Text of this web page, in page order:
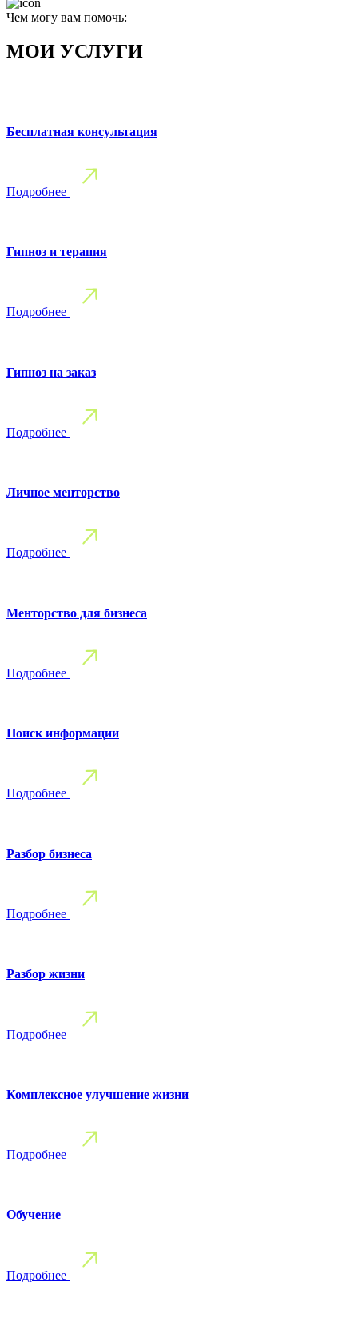
Чем могу вам помочь:
МОИ УСЛУГИ
Бесплатная консультация
Подробнее
Гипноз и терапия
Подробнее
Гипноз на заказ
Подробнее
Личное менторство
Подробнее
Менторство для бизнеса
Подробнее
Поиск информации
Подробнее
Разбор бизнеса
Подробнее
Разбор жизни
Подробнее
Комплексное улучшение жизни
Подробнее
Обучение
Подробнее